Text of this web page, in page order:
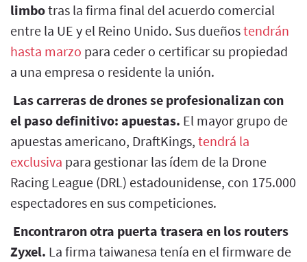
limbotras la firma final del acuerdo comercial
entre la UE y el Reino Unido. Sus dueñostendrán
hasta marzo para ceder o certificar su propiedad
a una empresa o residente la unión.
Las carreras de drones se profesionalizan con
el paso definitivo: apuestas. El mayor grupo de
apuestas americano, DraftKings, tendrá la
exclusiva para gestionar las ídem de la Drone
Racing League (DRL) estadounidense, con 175.000
espectadores en sus competiciones.
Encontraron otra puerta trasera en los routers
Zyxel. La firma taiwanesa tenía en el firmware de